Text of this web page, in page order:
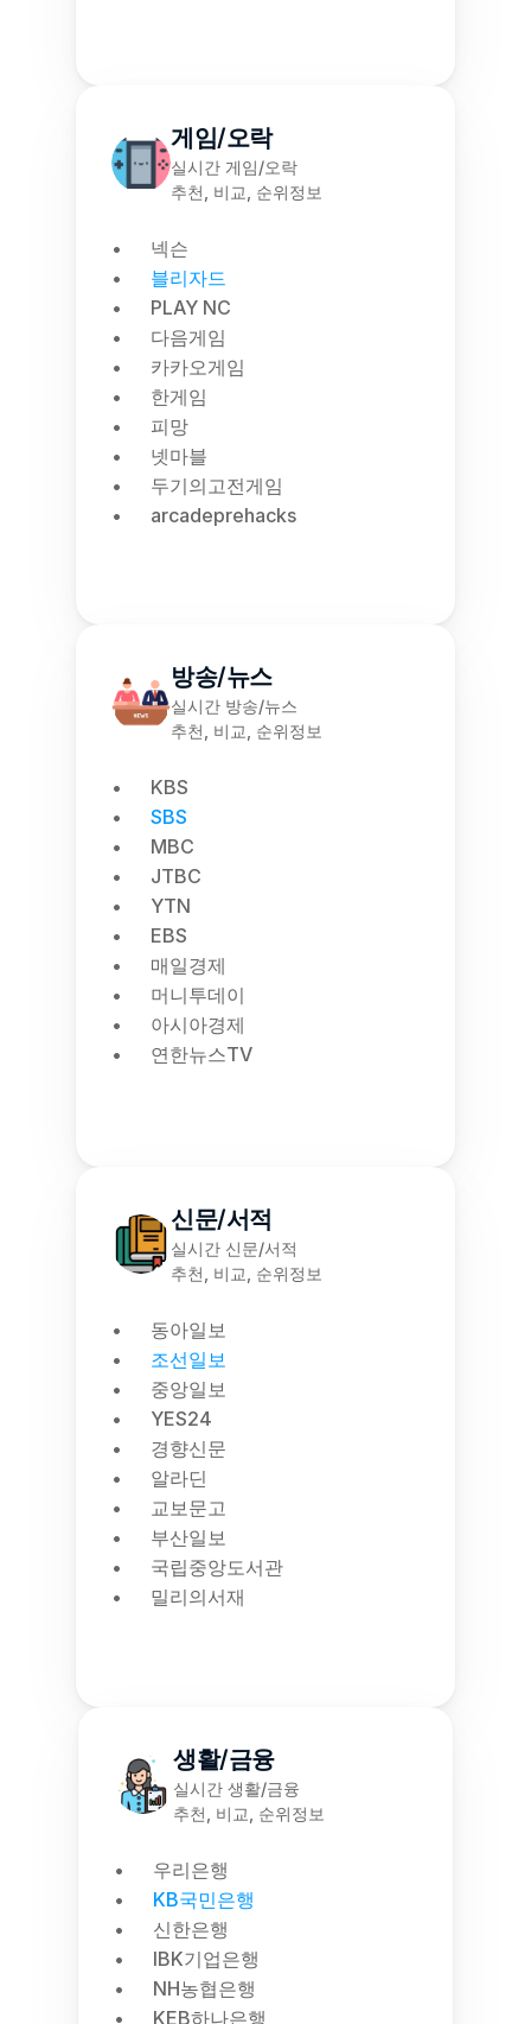
게임/오락
실시간 게임/오락
추천, 비교, 순위정보
넥슨
블리자드
PLAY NC
다음게임
카카오게임
한게임
피망
넷마블
두기의고전게임
arcadeprehacks
방송/뉴스
실시간 방송/뉴스
추천, 비교, 순위정보
KBS
SBS
MBC
JTBC
YTN
EBS
매일경제
머니투데이
아시아경제
연한뉴스TV
신문/서적
실시간 신문/서적
추천, 비교, 순위정보
동아일보
조선일보
중앙일보
YES24
경향신문
알라딘
교보문고
부산일보
국립중앙도서관
밀리의서재
생활/금융
실시간 생활/금융
추천, 비교, 순위정보
우리은행
KB국민은행
신한은행
IBK기업은행
NH농협은행
KEB하나은행